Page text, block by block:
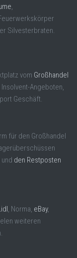
,
Silvesterbraten.
vom Großhandel
Angeboten,
Geschäft.
für den Großhandel
den Restposten
, Norma, eBay,
weiteren